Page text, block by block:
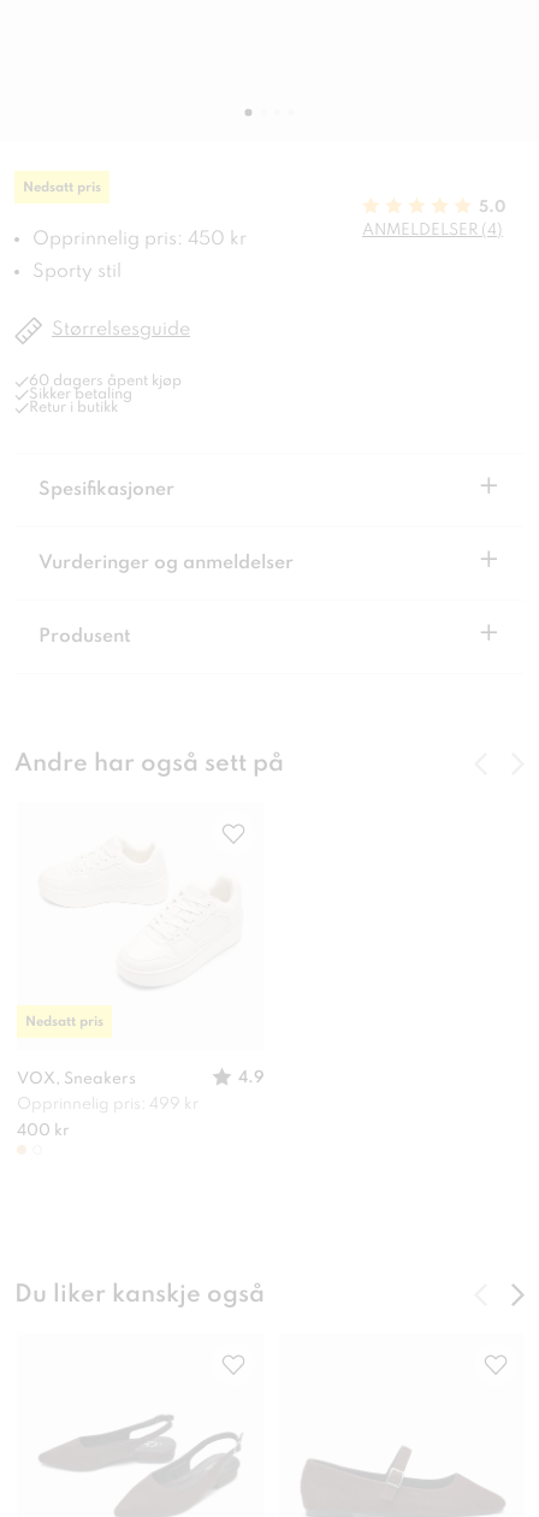
Nedsatt pris
Opprinnelig pris: 450 kr
Sporty stil
5.0
ANMELDELSER (4)
Størrelsesguide
60 dagers åpent kjøp
Sikker betaling
Retur i butikk
Spesifikasjoner +
Vurderinger og anmeldelser +
Produsent +
Andre har også sett på
VOX, Sneakers
4.9
Opprinnelig pris: 499 kr
400 kr
Nedsatt pris
Du liker kanskje også